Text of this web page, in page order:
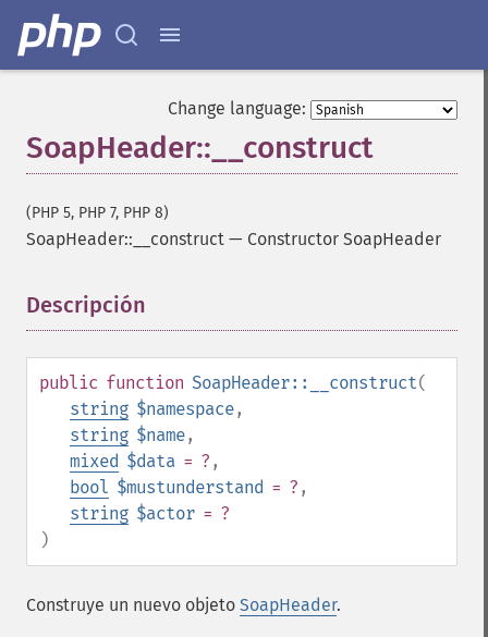
Change language:
SoapHeader::__construct
(PHP 5, PHP 7, PHP 8)
SoapHeader::__construct — Constructor SoapHeader
Descripción
public function SoapHeader::__construct(
string $namespace,
string $name,
mixed $data = ? ,
bool $mustunderstand = ? ,
string $actor = ?
)
Construye un nuevo objeto SoapHeader.